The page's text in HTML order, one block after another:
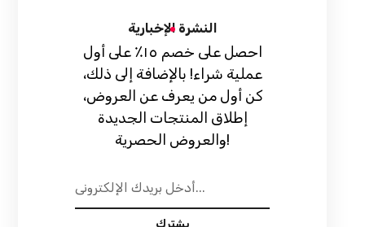
النشرة الإخبارية
احصل على خصم ١٥٪ على أول
عملية شراء! بالإضافة إلى ذلك،
كن أول من يعرف عن العروض،
إطلاق المنتجات الجديدة
والعروض الحصرية!
يشترك